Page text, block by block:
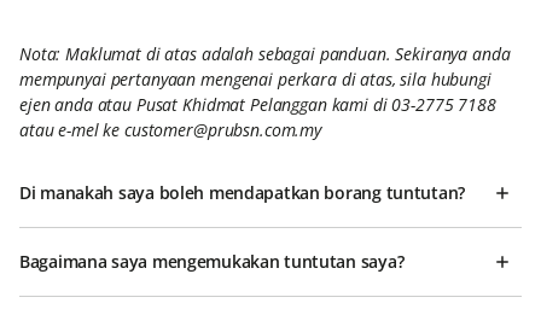
Nota: Maklumat di atas adalah sebagai panduan. Sekiranya anda
mempunyai pertanyaan mengenai perkara di atas, sila hubungi
ejen anda atau Pusat Khidmat Pelanggan kami di 03-2775 7188
atau e-mel ke customer@prubsn.com.my
Di manakah saya boleh mendapatkan borang tuntutan?
Bagaimana saya mengemukakan tuntutan saya?